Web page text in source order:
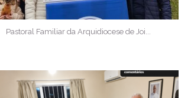
Pastoral Familiar da Arquidiocese de Joi...